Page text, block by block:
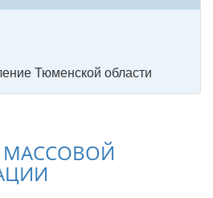
Тюменской области
МАССОВОЙ